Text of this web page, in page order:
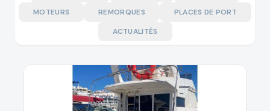
MOTEURS
REMORQUES
PLACES DE PORT
ACTUALITÉS